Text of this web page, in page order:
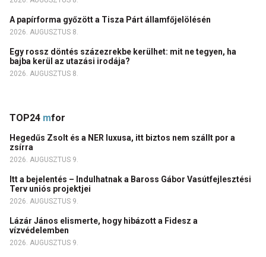
A papírforma győzött a Tisza Párt államfőjelölésén
2026. AUGUSZTUS 8.
Egy rossz döntés százezrekbe kerülhet: mit ne tegyen, ha
bajba kerül az utazási irodája?
2026. AUGUSZTUS 8.
TOP24 mfor
Hegedűs Zsolt és a NER luxusa, itt biztos nem szállt por a
zsírra
2026. AUGUSZTUS 9.
Itt a bejelentés – Indulhatnak a Baross Gábor Vasútfejlesztési
Terv uniós projektjei
2026. AUGUSZTUS 9.
Lázár János elismerte, hogy hibázott a Fidesz a
vízvédelemben
2026. AUGUSZTUS 9.